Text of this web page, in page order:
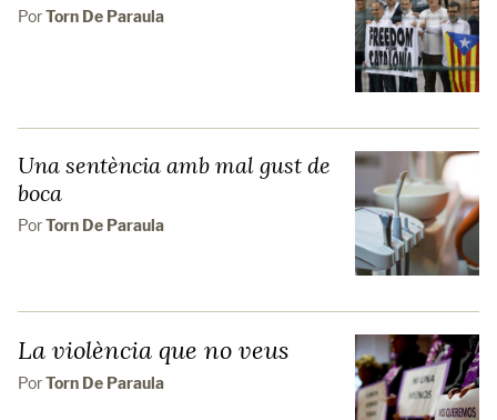
PorTorn De Paraula
Una sentència amb mal gust de
boca
PorTorn De Paraula
La violència que no veus
PorTorn De Paraula